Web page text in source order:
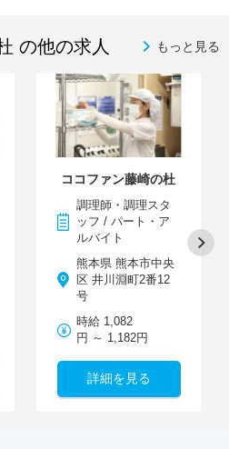
の他の求人 もっと見る
ココファン藤崎の杜
調理師・調理スタ
ッフ / パート・ア
ルバイト
熊本県 熊本市中央
区 井川淵町2番12
号
時給 1,082
円 ～ 1,182円
詳細を見る